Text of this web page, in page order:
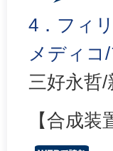
4．フィ
メディコ
三好永哲/
【合成装